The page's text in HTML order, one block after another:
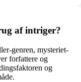
af intriger?
genren, mysteriet-
forfattere og
og